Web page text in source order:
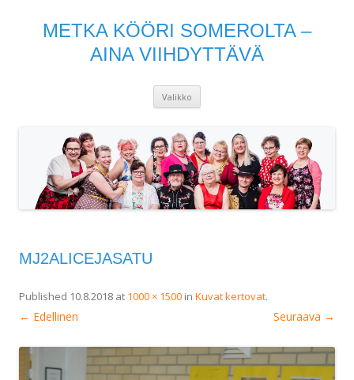
METKA KÖÖRI SOMEROLTA –
AINA VIIHDYTTÄVÄ
Valikko
MJ2ALICEJASATU
Published 10.8.2018 at 1000 × 1500 in Kuvat kertovat.
← Edellinen Seuraava →